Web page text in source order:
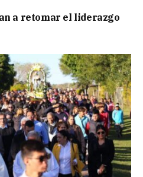
a retomar el liderazgo